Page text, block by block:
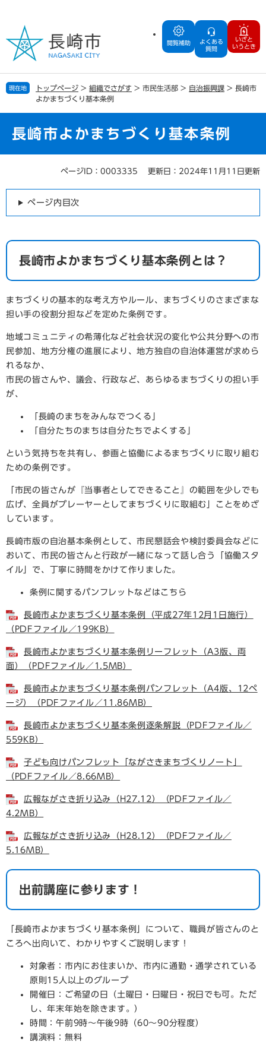
の
で
す
ー
ば
し
閲覧補助
よくある
質問
いざと
いうとき
現在地 トップページ > 組織でさがす > 市民生活部 > 自治振興課 > 長崎市
よかまちづくり基本条例
長崎市よかまちづくり基本条例
ページID：0003335 更新日：2024年11月11日更新
ページ内目次
長崎市よかまちづくり基本条例とは？
まちづくりの基本的な考え方やルール、まちづくりのさまざまな
担い手の役割分担などを定めた条例です。
地域コミュニティの希薄化など社会状況の変化や公共分野への市
民参加、地方分権の進展により、地方独自の自治体運営が求めら
れるなか、
市民の皆さんや、議会、行政など、あらゆるまちづくりの担い手
が、
「長崎のまちをみんなでつくる」
「自分たちのまちは自分たちでよくする」
という気持ちを共有し、参画と協働によるまちづくりに取り組む
ための条例です。
「市民の皆さんが『当事者としてできること』の範囲を少しでも
広げ、全員がプレーヤーとしてまちづくりに取組む」ことをめざ
しています。
長崎市版の自治基本条例として、市民懇話会や検討委員会などに
おいて、市民の皆さんと行政が一緒になって話し合う「協働スタ
イル」で、丁寧に時間をかけて作りました。
条例に関するパンフレットなどはこちら
長崎市よかまちづくり基本条例（平成27年12月1日施行）
（PDFファイル／199KB）
長崎市よかまちづくり基本条例リーフレット（A3版、両
面）（PDFファイル／1.5MB）
長崎市よかまちづくり基本条例パンフレット（A4版、12ペ
ージ）（PDFファイル／11.86MB）
長崎市よかまちづくり基本条例逐条解説（PDFファイル／
559KB）
子ども向けパンフレット「ながさきまちづくりノート」
（PDFファイル／8.66MB）
広報ながさき折り込み（H27.12）（PDFファイル／
4.2MB）
広報ながさき折り込み（H28.12）（PDFファイル／
5.16MB）
出前講座に参ります！
「長崎市よかまちづくり基本条例」について、職員が皆さんのと
ころへ出向いて、わかりやすくご説明します！
対象者：市内にお住まいか、市内に通勤・通学されている
原則15人以上のグループ
開催日：ご希望の日（土曜日・日曜日・祝日でも可。ただ
し、年末年始を除きます。）
時間：午前9時～午後9時（60～90分程度）
講演料：無料